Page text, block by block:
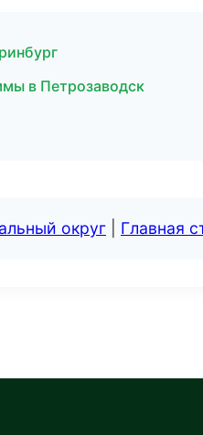
в Петрозаводск
округ Главная